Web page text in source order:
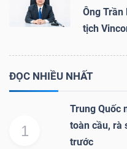
Ông Trần
tịch
ĐỌC NHIỀU NHẤT
1
Trung Quốc
toàn cầu, rà
trước